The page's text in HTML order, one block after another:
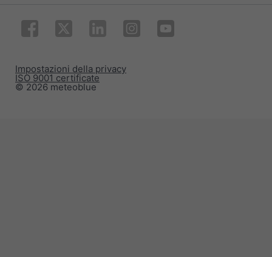
© 2026 meteoblue
ISO 9001 certificate
Impostazioni della privacy